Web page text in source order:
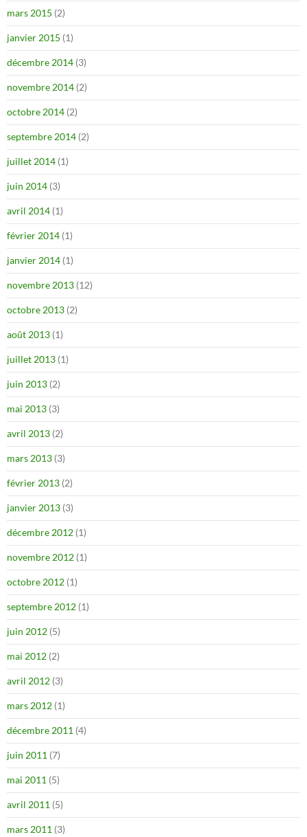
mars 2015 (2)
janvier 2015 (1)
décembre 2014 (3)
novembre 2014 (2)
octobre 2014 (2)
septembre 2014 (2)
juillet 2014 (1)
juin 2014 (3)
avril 2014 (1)
février 2014 (1)
janvier 2014 (1)
novembre 2013 (12)
octobre 2013 (2)
août 2013 (1)
juillet 2013 (1)
juin 2013 (2)
mai 2013 (3)
avril 2013 (2)
mars 2013 (3)
février 2013 (2)
janvier 2013 (3)
décembre 2012 (1)
novembre 2012 (1)
octobre 2012 (1)
septembre 2012 (1)
juin 2012 (5)
mai 2012 (2)
avril 2012 (3)
mars 2012 (1)
décembre 2011 (4)
juin 2011 (7)
mai 2011 (5)
avril 2011 (5)
mars 2011 (3)